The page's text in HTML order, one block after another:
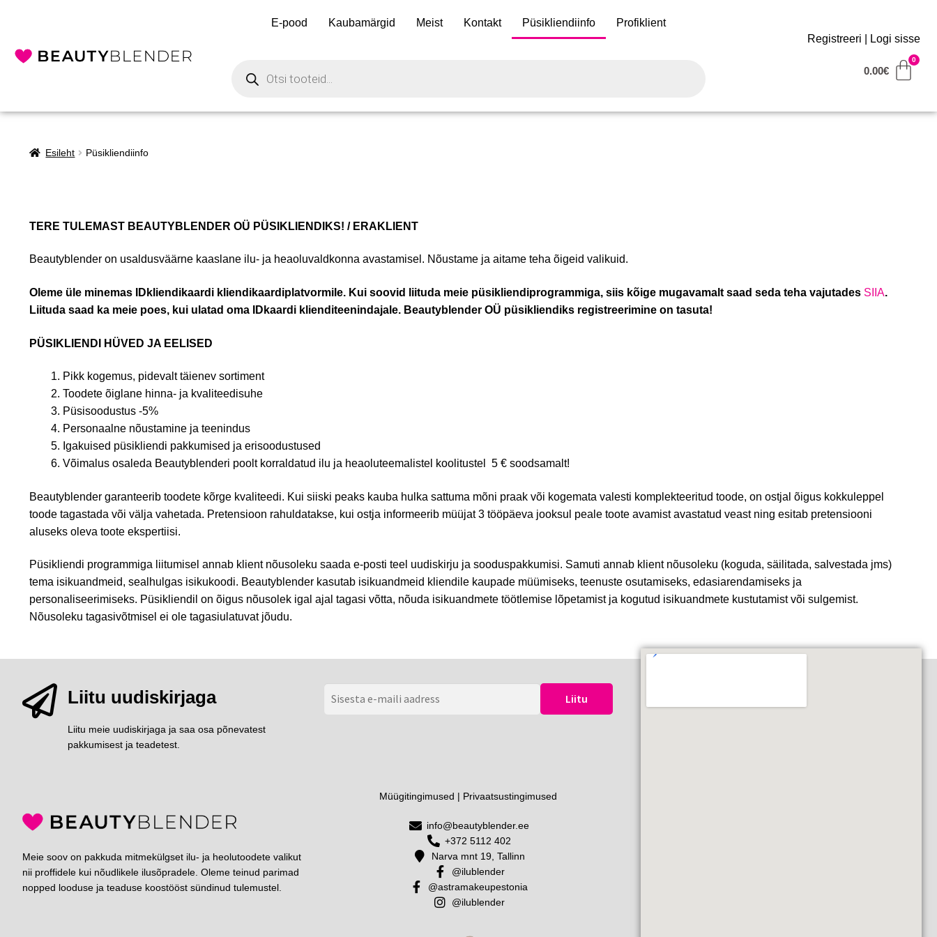
E-pood Kaubamärgid Meist Kontakt Püsikliendiinfo
Profiklient
Registreeri
Logi sisse
0.00€
Esileht Püsikliendiinfo
TERE TULEMAST BEAUTYBLENDER OÜ PÜSIKLIENDIKS! / ERAKLIENT
Beautyblender on usaldusväärne kaaslane ilu- ja heaoluvaldkonna avastamisel. Nõustame ja aitame teha õigeid valikuid.
Oleme üle minemas IDkliendikaardi kliendikaardiplatvormile. Kui soovid liituda meie püsikliendiprogrammiga, siis kõige mugavamalt saad seda teha vajutades SIIA.
Liituda saad ka meie poes, kui ulatad oma IDkaardi klienditeenindajale. Beautyblender OÜ püsikliendiks registreerimine on tasuta!
PÜSIKLIENDI HÜVED JA EELISED
Pikk kogemus, pidevalt täienev sortiment
Toodete õiglane hinna- ja kvaliteedisuhe
Püsisoodustus -5%
Personaalne nõustamine ja teenindus
Igakuised püsikliendi pakkumised ja erisoodustused
Võimalus osaleda Beautyblenderi poolt korraldatud ilu ja heaoluteemalistel koolitustel 5 € soodsamalt!
Beautyblender garanteerib toodete kõrge kvaliteedi. Kui siiski peaks kauba hulka sattuma mõni praak või kogemata valesti komplekteeritud toode, on ostjal õigus kokkuleppel
toode tagastada või välja vahetada. Pretensioon rahuldatakse, kui ostja informeerib müüjat 3 tööpäeva jooksul peale toote avamist avastatud veast ning esitab pretensiooni
aluseks oleva toote ekspertiisi.
Püsikliendi programmiga liitumisel annab klient nõusoleku saada e-posti teel uudiskirju ja sooduspakkumisi. Samuti annab klient nõusoleku (koguda, säilitada, salvestada jms)
tema isikuandmeid, sealhulgas isikukoodi. Beautyblender kasutab isikuandmeid kliendile kaupade müümiseks, teenuste osutamiseks, edasiarendamiseks ja
personaliseerimiseks. Püsikliendil on õigus nõusolek igal ajal tagasi võtta, nõuda isikuandmete töötlemise lõpetamist ja kogutud isikuandmete kustutamist või sulgemist.
Nõusoleku tagasivõtmisel ei ole tagasiulatuvat jõudu.
Liitu uudiskirjaga
Liitu meie uudiskirjaga ja saa osa põnevatest
pakkumisest ja teadetest.
Meie soov on pakkuda mitmekülgset ilu- ja heolutoodete valikut
nii proffidele kui nõudlikele ilusõpradele. Oleme teinud parimad
nopped looduse ja teaduse koostööst sündinud tulemustel.
Müügitingimused | Privaatsustingimused
info@beautyblender.ee
+372 5112 402
Narva mnt 19, Tallinn
@ilublender
@astramakeupestonia
@ilublender